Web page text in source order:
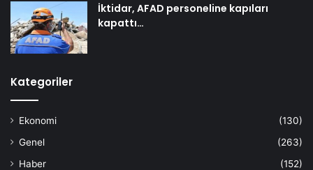
İktidar, AFAD personeline kapıları
kapattı…
Kategoriler
Ekonomi
(130)
Genel
(263)
Haber
(152)